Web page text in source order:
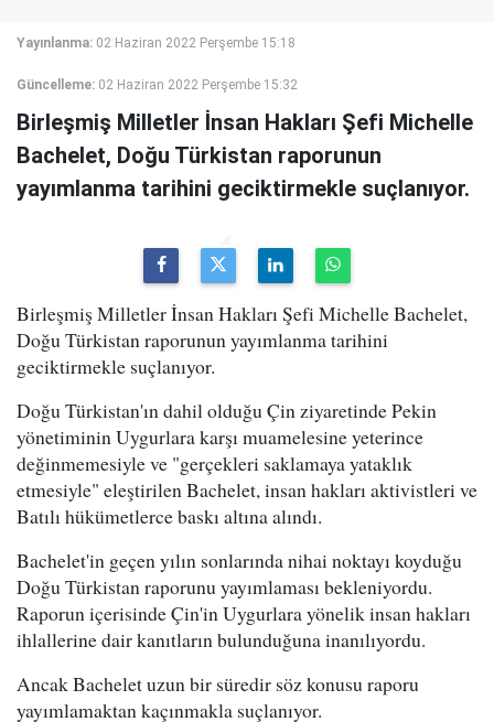
Yayınlanma: 02 Haziran 2022 Perşembe 15:18
Güncelleme: 02 Haziran 2022 Perşembe 15:32
Birleşmiş Milletler İnsan Hakları Şefi Michelle
Bachelet, Doğu Türkistan raporunun
yayımlanma tarihini geciktirmekle suçlanıyor.
Birleşmiş Milletler İnsan Hakları Şefi Michelle Bachelet,
Doğu Türkistan raporunun yayımlanma tarihini
geciktirmekle suçlanıyor.
Doğu Türkistan'ın dahil olduğu Çin ziyaretinde Pekin
yönetiminin Uygurlara karşı muamelesine yeterince
değinmemesiyle ve "gerçekleri saklamaya yataklık
etmesiyle" eleştirilen Bachelet, insan hakları aktivistleri ve
Batılı hükümetlerce baskı altına alındı.
Bachelet'in geçen yılın sonlarında nihai noktayı koyduğu
Doğu Türkistan raporunu yayımlaması bekleniyordu.
Raporun içerisinde Çin'in Uygurlara yönelik insan hakları
ihlallerine dair kanıtların bulunduğuna inanılıyordu.
Ancak Bachelet uzun bir süredir söz konusu raporu
yayımlamaktan kaçınmakla suçlanıyor.